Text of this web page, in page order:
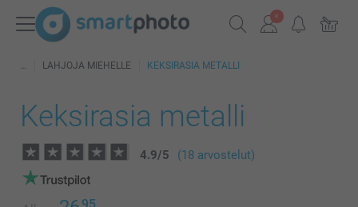
LAHJOJA MIEHELLE KEKSIRASIA METALLI
Keksirasia metalli
4.9/5 (18 arvostelut)